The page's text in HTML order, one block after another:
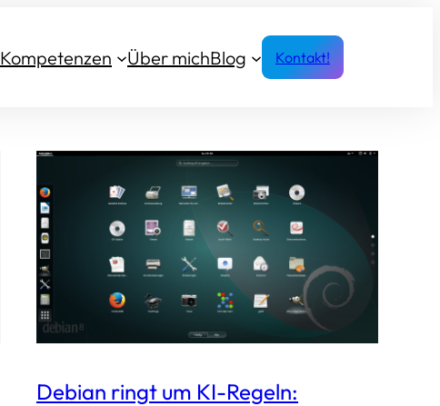
Kompetenzen Über michBlog Kontakt!
Debian ringt um KI-Regeln: